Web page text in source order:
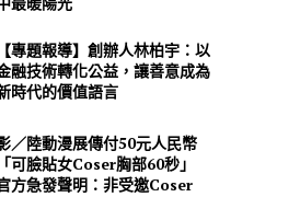
【專題報導】創辦人林柏宇：以
融技術轉化公益，讓善意成為
時代的價值語言
／陸動漫展傳付50元人民幣
「可臉貼女Coser胸部60秒」
方急發聲明：非受邀Coser